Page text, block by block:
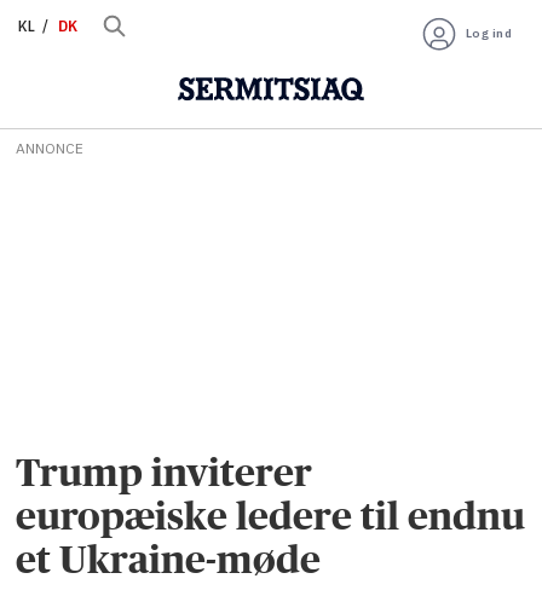
KL DK Log ind
ANNONCE
Trump inviterer
europæiske ledere til endnu
et Ukraine-møde